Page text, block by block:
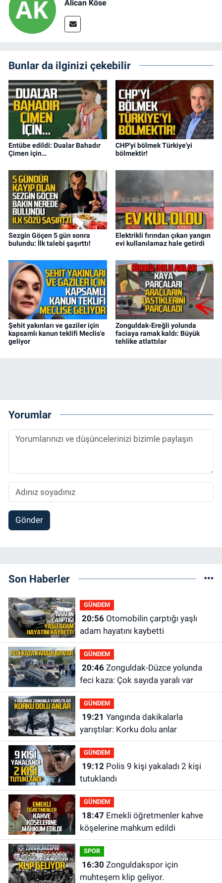
Alican Köse
Bunlar da ilginizi çekebilir
Entübe edildi: Dualar Bahadır
Çimen için…
CHP'yi bölmek Türkiye'yi
bölmektir!
Sezgin Göçen 5 gün sonra
bulundu: İlk talebi şaşırttı!
Elektrikli fırından çıkan yangın
evi kullanılamaz hale getirdi
Şehit yakınları ve gaziler için
kapsamlı kanun teklifi Meclis'e
geliyor
Zonguldak-Ereğli yolunda
faciaya ramak kaldı: Büyük
tehlike atlattılar
Yorumlar
Gönder
Son Haberler
GÜNDEM
20:56Otomobilin çarptığı yaşlı
adam hayatını kaybetti
GÜNDEM
20:46Zonguldak-Düzce yolunda
feci kaza: Çok sayıda yaralı var
GÜNDEM
19:21
yarıştılar: Korku dolu anlar
GÜNDEM
19:12Polis 9 kişi yakaladı 2 kişi
tutuklandı
GÜNDEM
18:47
köşelerine mahkum edildi
SPOR
16:30
muhteşem klip geliyor.